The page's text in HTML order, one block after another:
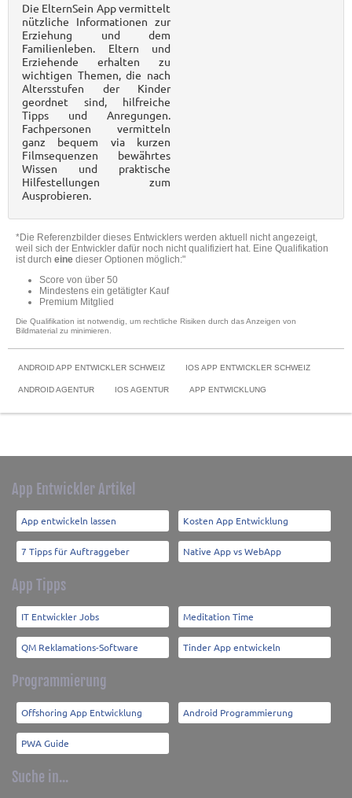
Die ElternSein App vermittelt
nützliche Informationen zur
Erziehung und dem
Familienleben. Eltern und
Erziehende erhalten zu
wichtigen Themen, die nach
Altersstufen der Kinder
geordnet sind, hilfreiche
Tipps und Anregungen.
Fachpersonen vermitteln
ganz bequem via kurzen
Filmsequenzen bewährtes
Wissen und praktische
Hilfestellungen zum
Ausprobieren.
*Die Referenzbilder dieses Entwicklers werden aktuell nicht angezeigt,
weil sich der Entwickler dafür noch nicht qualifiziert hat. Eine Qualifikation
ist durch eine dieser Optionen möglich:"
Score von über 50
Mindestens ein getätigter Kauf
Premium Mitglied
Die Qualifikation ist notwendig, um rechtliche Risiken durch das Anzeigen von
Bildmaterial zu minimieren.
ANDROID APP ENTWICKLER SCHWEIZ IOS APP ENTWICKLER SCHWEIZ
ANDROID AGENTUR IOS AGENTUR APP ENTWICKLUNG
App Entwickler Artikel
App entwickeln lassen Kosten App Entwicklung
7 Tipps für Auftraggeber Native App vs WebApp
App Tipps
IT Entwickler Jobs Meditation Time
QM Reklamations-Software Tinder App entwickeln
Programmierung
Offshoring App Entwicklung Android Programmierung
PWA Guide
Suche in...